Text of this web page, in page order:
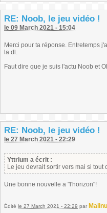
RE: Noob, le jeu vidéo !
le 09 March 2021 - 15:04
Merci pour ta réponse. Entretemps
la dl.
Faut dire que je suis l'actu Noob et
RE: Noob, le jeu vidéo !
le 27 March 2021 - 22:29
Yttrium a écrit :
Le jeu devrait sortir vers mai si tout
Une bonne nouvelle a "l'horizon"!
Édité le 27 March 2021 - 22:29 par